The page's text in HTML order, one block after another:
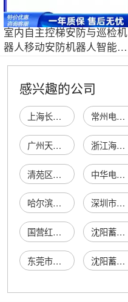
室内自主控梯安防与巡检机
器人移动安防机器人智能机
感兴趣的公司
上海长城电池公司电池工场 常州电池厂镉镍电池分厂
广州天河小林电池电池厂 浙江海门电池厂蓄电池车间
清苑区茉冉电池电池部 中华电池联合企业集团电池三厂
哈尔滨王子电池总公司王子电池商店 深圳市格瑞普电池有限公司电池厂
国营红旗蓄电池厂动力电池分厂 沈阳蓄电池厂蓄电池经销部
东莞市凌力电池有限公司麻涌电池厂 沈阳蓄电池厂废旧蓄电池回收部